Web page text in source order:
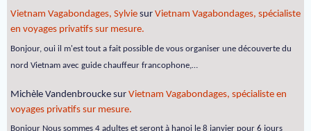
Vietnam Vagabondages, Sylvie sur Vietnam Vagabondages, spécialiste
en voyages privatifs sur mesure.
Bonjour, oui il m'est tout a fait possible de vous organiser une découverte du
nord Vietnam avec guide chauffeur francophone,…
Michèle Vandenbroucke sur Vietnam Vagabondages, spécialiste en
voyages privatifs sur mesure.
Bonjour Nous sommes 4 adultes et seront à hanoi le 8 janvier pour 6 jours